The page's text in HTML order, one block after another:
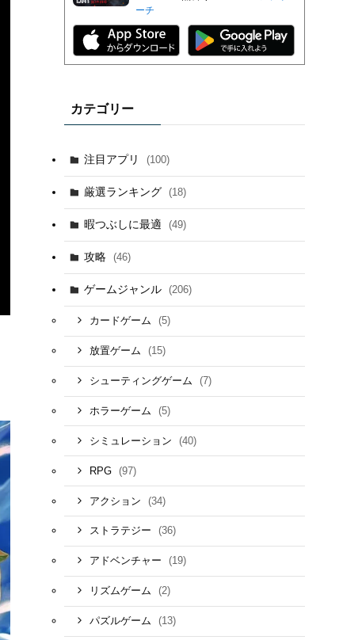
ーチ
カテゴリー
注目アプリ (100)
厳選ランキング (18)
暇つぶしに最適 (49)
攻略 (46)
ゲームジャンル (206)
カードゲーム (5)
放置ゲーム (15)
シューティングゲーム (7)
ホラーゲーム (5)
シミュレーション (40)
RPG (97)
アクション (34)
ストラテジー (36)
アドベンチャー (19)
リズムゲーム (2)
パズルゲーム (13)